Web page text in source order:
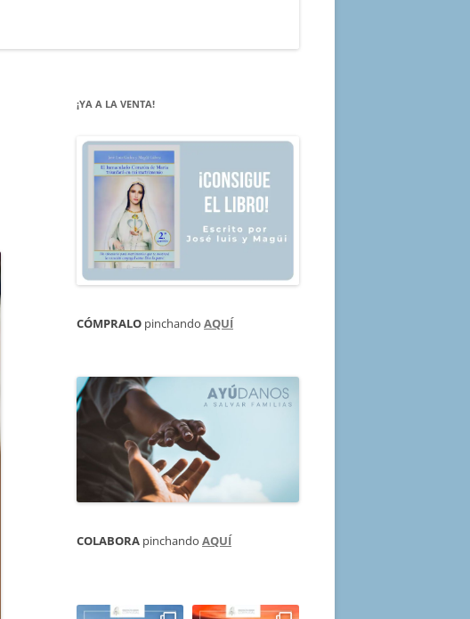
¡YA A LA VENTA!
CÓMPRALO pinchando AQUÍ
COLABORA pinchando AQUÍ